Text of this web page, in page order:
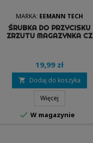
MARKA: EEMANN TECH
ŚRUBKA DO PRZYCISKU
ZRZUTU MAGAZYNKA CZ
19,99 zł
 Dodaj do koszyka
Więcej
 W magazynie